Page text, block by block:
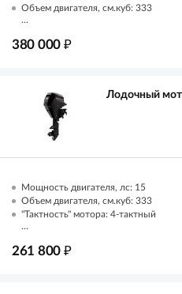
Объем двигателя, см.куб: 333
...
380 000 ₽
Лодочный
Мощность двигателя, лс: 15
Объем двигателя, см.куб: 333
"Тактность" мотора: 4-тактный
...
261 800 ₽